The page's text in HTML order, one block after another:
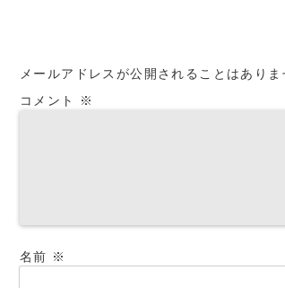
メールアドレスが公開されることはありま
コメント
※
名前 ※